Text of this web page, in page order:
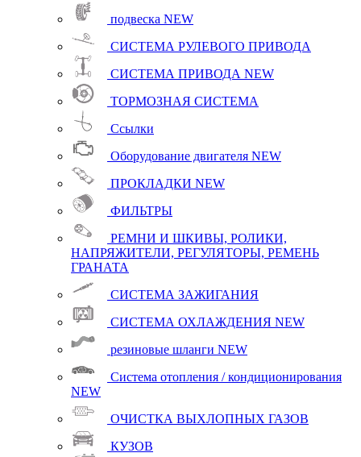
подвеска NEW
СИСТЕМА РУЛЕВОГО ПРИВОДА
СИСТЕМА ПРИВОДА NEW
ТОРМОЗНАЯ СИСТЕМА
Ссылки
Оборудование двигателя NEW
ПРОКЛАДКИ NEW
ФИЛЬТРЫ
РЕМНИ И ШКИВЫ, РОЛИКИ,
НАПРЯЖИТЕЛИ, РЕГУЛЯТОРЫ, РЕМЕНЬ
ГРАНАТА
СИСТЕМА ЗАЖИГАНИЯ
СИСТЕМА ОХЛАЖДЕНИЯ NEW
резиновые шланги NEW
Система отопления / кондиционирования
NEW
ОЧИСТКА ВЫХЛОПНЫХ ГАЗОВ
КУЗОВ